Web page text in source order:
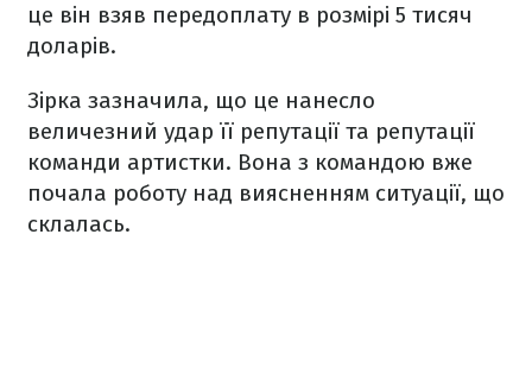
це він взяв передоплату в розмірі 5 тисяч
доларів.
Зірка зазначила, що це нанесло
величезний удар її репутації та репутації
команди артистки. Вона з командою вже
почала роботу над виясненням ситуації, що
склалась.